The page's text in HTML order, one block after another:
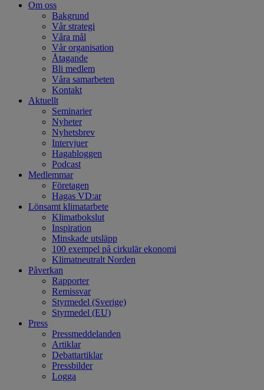
Om oss
Bakgrund
Vår strategi
Våra mål
Vår organisation
Åtagande
Bli medlem
Våra samarbeten
Kontakt
Aktuellt
Seminarier
Nyheter
Nyhetsbrev
Intervjuer
Hagabloggen
Podcast
Medlemmar
Företagen
Hagas VD:ar
Lönsamt klimatarbete
Klimatbokslut
Inspiration
Minskade utsläpp
100 exempel på cirkulär ekonomi
Klimatneutralt Norden
Påverkan
Rapporter
Remissvar
Styrmedel (Sverige)
Styrmedel (EU)
Press
Pressmeddelanden
Artiklar
Debattartiklar
Pressbilder
Logga